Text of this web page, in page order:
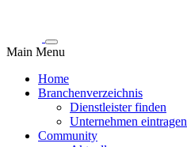
Main Menu
Home
Branchenverzeichnis
Dienstleister finden
Unternehmen eintragen
Community